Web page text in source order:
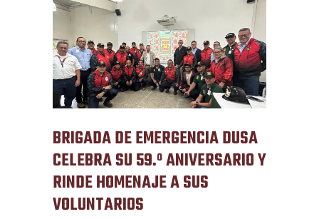
BRIGADA DE EMERGENCIA DUSA
CELEBRA SU 59.º ANIVERSARIO Y
RINDE HOMENAJE A SUS
VOLUNTARIOS